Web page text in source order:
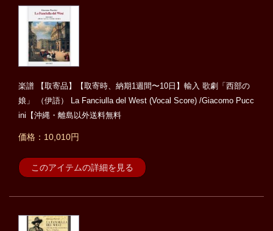
楽譜 【取寄品】【取寄時、納期1週間〜10日】輸入 歌劇「西部の
娘」 （伊語） La Fanciulla del West (Vocal Score) /Giacomo Pucc
ini【沖縄・離島以外送料無料
価格：10,010円
このアイテムの詳細を見る